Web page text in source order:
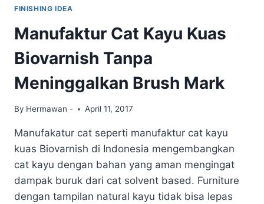
UNTUK
YANG
TIDAK
MEMBAHAYAKAN
ANAK-
ANAK
FINISHING IDEA
Manufaktur Cat Kayu Kuas
Biovarnish Tanpa
Meninggalkan Brush Mark
By Hermawan - April 11, 2017
Manufakatur cat seperti manufaktur cat kayu
kuas Biovarnish di Indonesia mengembangkan
cat kayu dengan bahan yang aman mengingat
dampak buruk dari cat solvent based. Furniture
dengan tampilan natural kayu tidak bisa lepas